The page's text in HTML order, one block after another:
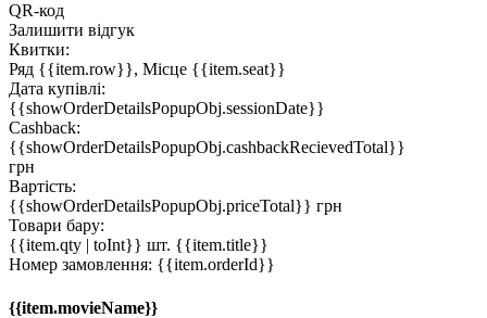
QR-код
Залишити відгук
Квитки:
Ряд {{item.row}}, Місце {{item.seat}}
Дата купівлі:
{{showOrderDetailsPopupObj.sessionDate}}
Cashback:
{{showOrderDetailsPopupObj.cashbackRecievedTotal}}
грн
Вартість:
{{showOrderDetailsPopupObj.priceTotal}} грн
Товари бару:
{{item.qty | toInt}} шт. {{item.title}}
Номер замовлення: {{item.orderId}}
{{item.movieName}}